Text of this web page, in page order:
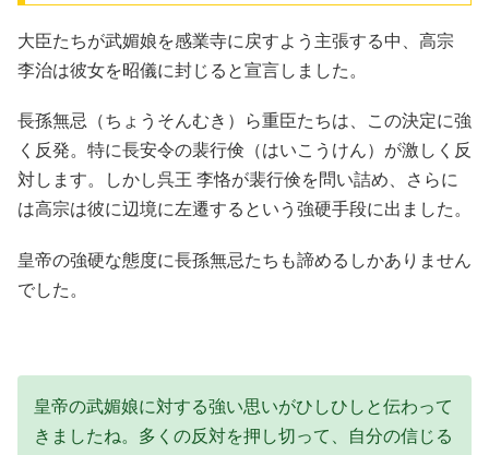
大臣たちが武媚娘を感業寺に戻すよう主張する中、高宗
李治は彼女を昭儀に封じると宣言しました。
長孫無忌（ちょうそんむき）ら重臣たちは、この決定に強
く反発。特に長安令の裴行倹（はいこうけん）が激しく反
対します。しかし呉王 李恪が裴行倹を問い詰め、さらに
は高宗は彼に辺境に左遷するという強硬手段に出ました。
皇帝の強硬な態度に長孫無忌たちも諦めるしかありません
でした。
皇帝の武媚娘に対する強い思いがひしひしと伝わって
きましたね。多くの反対を押し切って、自分の信じる